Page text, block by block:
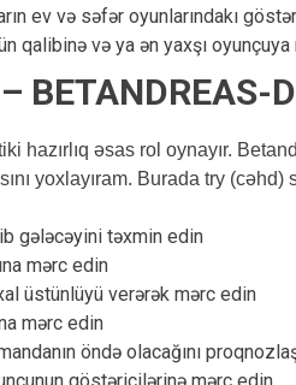
ev və səfər oyunlarındakı
qalibinə və ya ən yaxşı
hazırlıq əsas rol oynayır.
yoxlayıram. Burada try
gələcəyini təxmin edin
mərc edin
üstünlüyü verərək mərc edin
mərc edin
öndə olacağını
göstəricilərinə mərc edin